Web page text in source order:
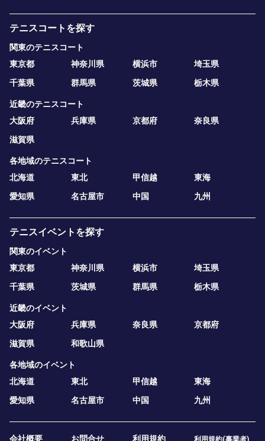
テニスコートを探す
関東のテニスコート
東京都
神奈川県 横浜市
埼玉県
千葉県
群馬県 茨城県 栃木県
近畿のテニスコート
大阪府
兵庫県 京都府
奈良県
滋賀県
各地域のテニスコート
北海道
東北 甲信越
東海
愛知県
名古屋市 中国 九州
テニスイベントを探す
関東のイベント
東京都
神奈川県 横浜市
埼玉県
千葉県
茨城県 群馬県 栃木県
近畿のイベント
大阪府
兵庫県 奈良県
京都府
滋賀県
和歌山県
各地域のイベント
北海道
東北 甲信越
東海
愛知県
名古屋市 中国 九州
会社概要 お問合せ 利用規約 利用規約(事業者)